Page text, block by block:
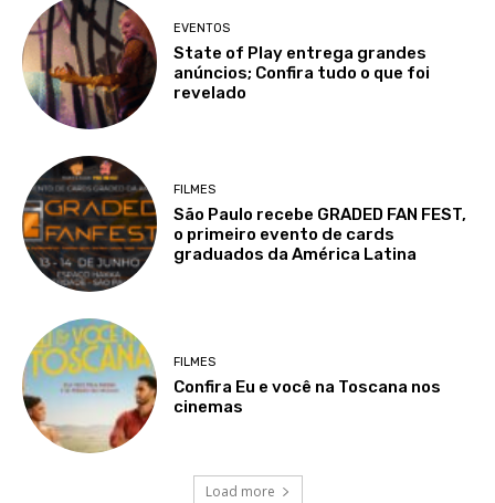
EVENTOS
State of Play entrega grandes
anúncios; Confira tudo o que foi
revelado
FILMES
São Paulo recebe GRADED FAN FEST,
o primeiro evento de cards
graduados da América Latina
FILMES
Confira Eu e você na Toscana nos
cinemas
Load more